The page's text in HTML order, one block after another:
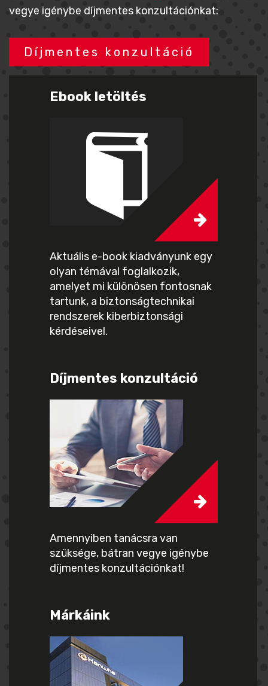
Ebook letöltés
Aktuális e-book kiadványunk egy
olyan témával foglalkozik,
amelyet mi különösen fontosnak
tartunk, a biztonságtechnikai
rendszerek kiberbiztonsági
kérdéseivel.
Díjmentes konzultáció
Amennyiben tanácsra van
szüksége, bátran vegye igénybe
díjmentes konzultációnkat!
Márkáink
vegye igénybe díjmentes konzultációnkat:
Díjmentes konzultáció